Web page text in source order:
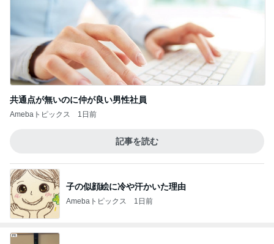
共通点が無いのに仲が良い男性社員
Amebaトピックス 1日前
記事を読む
子の似顔絵に冷や汗かいた理由
Amebaトピックス 1日前